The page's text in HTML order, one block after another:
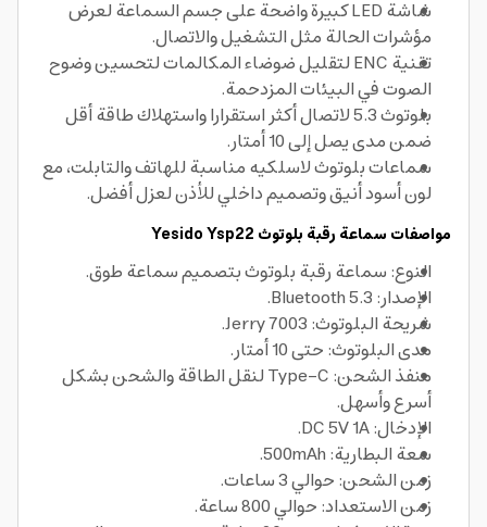
شاشة LED كبيرة واضحة على جسم السماعة لعرض
مؤشرات الحالة مثل التشغيل والاتصال.
تقنية ENC لتقليل ضوضاء المكالمات لتحسين وضوح
الصوت في البيئات المزدحمة.
بلوتوث 5.3 لاتصال أكثر استقرارا واستهلاك طاقة أقل
ضمن مدى يصل إلى 10 أمتار.
سماعات بلوتوث لاسلكيه مناسبة للهاتف والتابلت، مع
لون أسود أنيق وتصميم داخلي للأذن لعزل أفضل.
مواصفات سماعة رقبة بلوتوث Yesido Ysp22
النوع: سماعة رقبة بلوتوث بتصميم سماعة طوق.
الإصدار: Bluetooth 5.3.
شريحة البلوتوث: Jerry 7003.
مدى البلوتوث: حتى 10 أمتار.
منفذ الشحن: Type-C لنقل الطاقة والشحن بشكل
أسرع وأسهل.
الإدخال: DC 5V 1A.
سعة البطارية: 500mAh.
زمن الشحن: حوالي 3 ساعات.
زمن الاستعداد: حوالي 800 ساعة.